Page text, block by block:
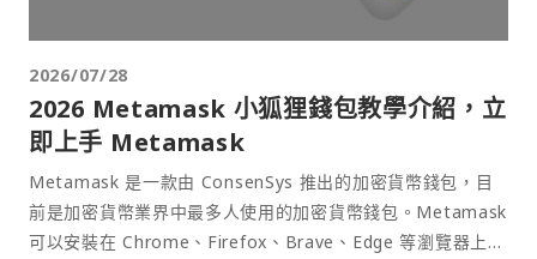
2026/07/28
2026 Metamask 小狐狸錢包教學介紹，立
即上手 Metamask
Metamask 是一款由 ConsenSys 推出的加密貨幣錢包，目
前是加密貨幣業界中最多人使用的加密貨幣錢包。Metamask
可以安裝在 Chrome、Firefox、Brave、Edge 等瀏覽器上作